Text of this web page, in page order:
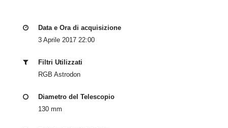
Data e Ora di acquisizione
3 Aprile 2017 22:00
Filtri Utilizzati
RGB Astrodon
Diametro del Telescopio
130 mm